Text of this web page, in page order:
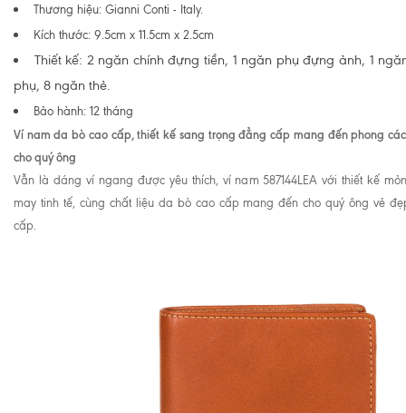
Thương hiệu: Gianni Conti - Italy.
Kích thước: 9.5cm x 11.5cm x 2.5cm
Thiết kế: 2 ngăn chính đựng tiền, 1 ngăn phụ đựng ảnh, 1
phụ, 8 ngăn thẻ.
Bảo hành: 12 tháng
Ví nam da bò cao cấp, thiết kế sang trọng đẳng cấp mang đến phong
cho quý ông
Vẫn là dáng ví ngang được yêu thích, ví nam 587144LEA với thiết kế
may tinh tế, cùng chất liệu da bò cao cấp mang đến cho quý ông vẻ
cấp.